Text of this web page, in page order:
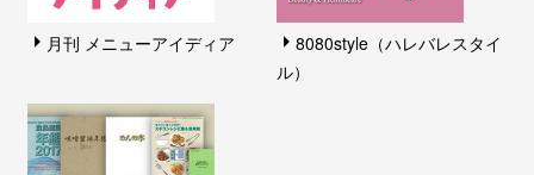
月刊 メニューアイディア
8080style（ハレバレスタイ
ル）